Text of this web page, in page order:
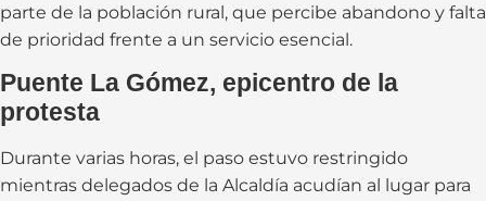
parte de la población rural, que percibe abandono y falta
de prioridad frente a un servicio esencial.
Puente La Gómez, epicentro de la
protesta
Durante varias horas, el paso estuvo restringido
mientras delegados de la Alcaldía acudían al lugar para